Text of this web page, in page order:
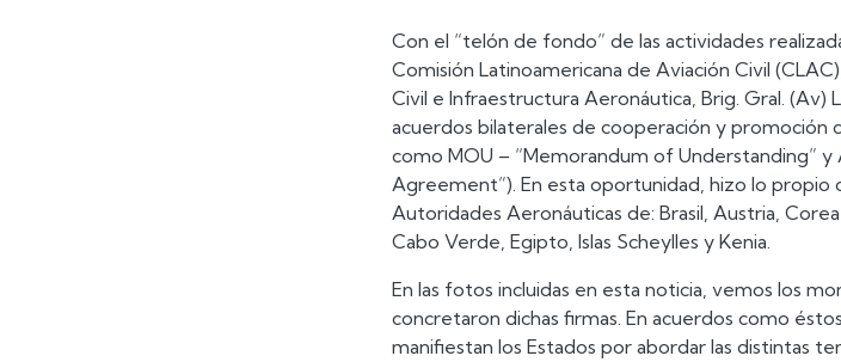
Con el “telón de fondo” de las actividades
Comisión Latinoamericana de Aviación Civil
Civil e Infraestructura Aeronáutica, Brig. Gral. (Av)
acuerdos bilaterales de cooperación y promoción
como MOU – “Memorandum of Understanding” y
Agreement”). En esta oportunidad, hizo lo propio
Autoridades Aeronáuticas de: Brasil, Austria,
Cabo Verde, Egipto, Islas Scheylles y Kenia.
En las fotos incluidas en esta noticia, vemos los
concretaron dichas firmas. En acuerdos como
manifiestan los Estados por abordar las distintas